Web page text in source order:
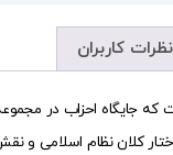
نظرات کاربران
که جایگاه احزاب در
کلان نظام اسلامی و